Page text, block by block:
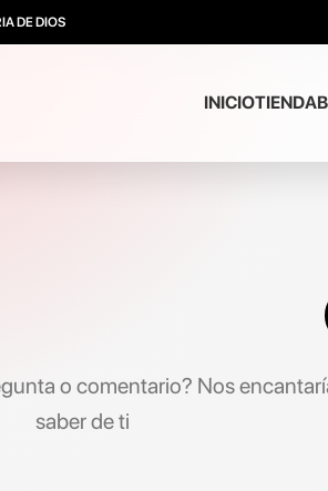
DE DIOS
INICIOTIENDA
o comentario? Nos
saber de ti